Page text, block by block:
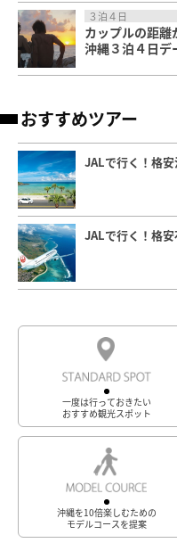
３泊４日
カップルの距
沖縄３泊４日デ
おすすめツアー
JALで行く！格
JALで行く！格
一度は行っておきたい
おすすめ観光スポット
沖縄を10倍楽しむための
モデルコースを提案